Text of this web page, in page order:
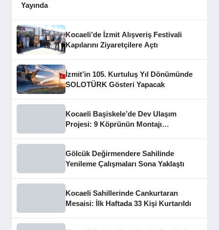
Yayında
Kocaeli’de İzmit Alışveriş Festivali
Kapılarını Ziyaretçilere Açtı
İzmit’in 105. Kurtuluş Yıl Dönümünde
SOLOTÜRK Gösteri Yapacak
Kocaeli Başiskele’de Dev Ulaşım
Projesi: 9 Köprünün Montajı
Gölcük Değirmendere Sahilinde
Yenileme Çalışmaları Sona Yaklaştı
Kocaeli Sahillerinde Cankurtaran
Mesaisi: İlk Haftada 33 Kişi Kurtarıldı